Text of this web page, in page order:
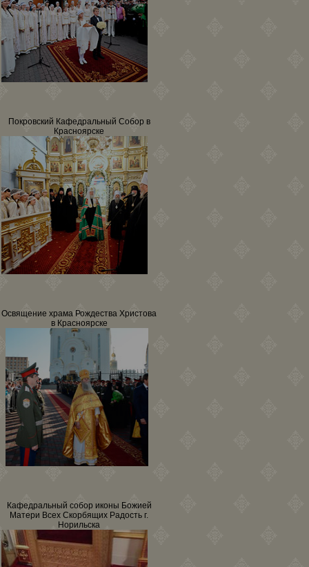
Покровский Кафедральный Собор в
Красноярске
Освящение храма Рождества Христова
в Красноярске
Кафедральный собор иконы Божией
Матери Всех Скорбящих Радость г.
Норильска